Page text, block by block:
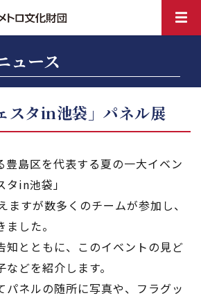
ュース
スタin池袋」パネル展
豊島区を代表する夏の一大イベン
タin池袋」
ますが数多くのチームが参加し、
した。
知とともに、このイベントの見ど
どを紹介します。
パネルの随所に写真や、フラグッ